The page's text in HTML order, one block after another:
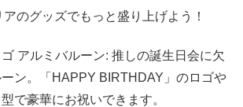
のグッズでもっと盛り上げよう！
アルミバルーン: 推しの誕生日会に欠
ン。「HAPPY BIRTHDAY」のロゴや
で豪華にお祝いできます。